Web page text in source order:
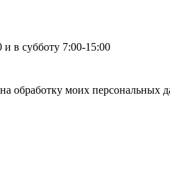
в субботу 7:00-15:00
обработку моих персональных